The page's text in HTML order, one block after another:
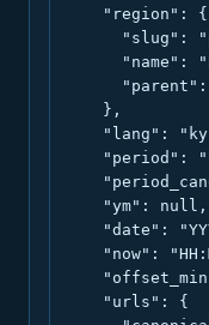
    "region": {
"slug":
"name":
    },
"lang":
"period":
    "ym": null,
"date":
"now":
    "urls": {